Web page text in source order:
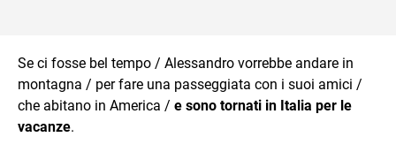
Se ci fosse bel tempo / Alessandro vorrebbe andare in
montagna / per fare una passeggiata con i suoi amici /
che abitano in America / e sono tornati in Italia per le
vacanze.